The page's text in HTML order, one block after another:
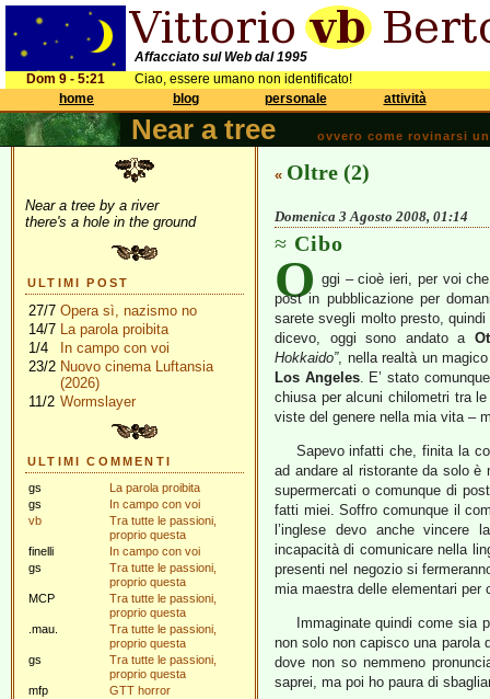
Affacciato sul Web dal 1995
Dom 9 - 5:21
Ciao, essere umano non identificato!
home
blog personale attività
Near a tree ovvero come rovinarsi
Near a tree by a river
there's a hole in the ground
ULTIMI POST
27/7 Opera sì, nazismo no
14/7 La parola proibita
1/4
In campo con voi
23/2 Nuovo cinema Luftansia
(2026)
11/2 Wormslayer
ULTIMI COMMENTI
gs
La parola proibita
gs
In campo con voi
vb
Tra tutte le passioni,
proprio questa
finelli
In campo con voi
gs
Tra tutte le passioni,
proprio questa
MCP
Tra tutte le passioni,
proprio questa
.mau.
Tra tutte le passioni,
proprio questa
gs
Tra tutte le passioni,
proprio questa
mfp
GTT horror
« Oltre (2)
Domenica 3 Agosto 2008, 01:14
Cibo
O ggi – cioè ieri, per voi
post in pubblicazione per
sarete svegli molto presto,
dicevo, oggi sono andato a
Hokkaido”, nella realtà un
Los Angeles. E’ stato
chiusa per alcuni chilometri tra
viste del genere nella mia vita –
Sapevo infatti che, finita la
ad andare al ristorante da solo è
supermercati o comunque di
fatti miei. Soffro comunque il
l’inglese devo anche vincere
incapacità di comunicare nella
presenti nel negozio si
mia maestra delle elementari per
Immaginate quindi come sia
non solo non capisco una parola
dove non so nemmeno
saprei, ma poi ho paura di